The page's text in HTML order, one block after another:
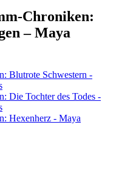
Chroniken:
– Maya
Blutrote Schwestern -
Die Tochter des Todes -
Hexenherz - Maya